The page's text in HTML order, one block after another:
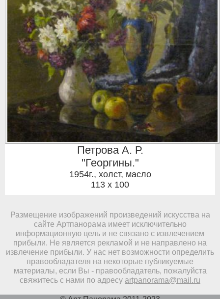
Петрова А. Р.
"Георгины."
1954г., холст, масло
113 x 100
Размещение изображений произведений искусства на
сайте Артпанорама имеет исключительно
информационную цель и не связано с извлечением
прибыли. Не является рекламой и не направлено на
извлечение прибыли. У нас нет возможности определить
правообладателя на некоторые публикуемые
материалы, если Вы - правообладатель, пожалуйста
свяжитесь с нами по адресу artpanorama@mail.ru